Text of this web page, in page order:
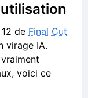
de Final Cut
virage IA.
voici ce